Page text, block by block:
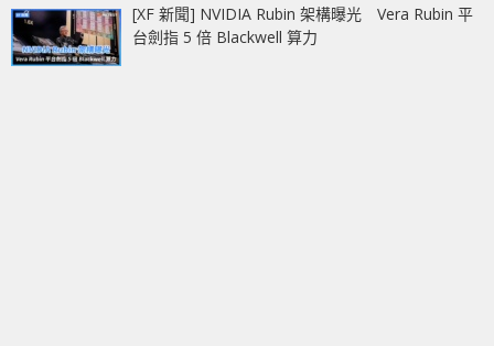
[XF 新聞] NVIDIA Rubin 架構曝光 Vera Rubin 平
台劍指 5 倍 Blackwell 算力